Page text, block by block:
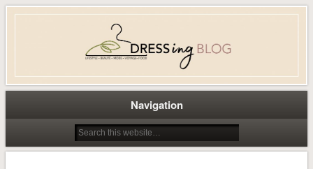
Dress-ing – Blog lifestyle beauté
mode à Caen
Navigation